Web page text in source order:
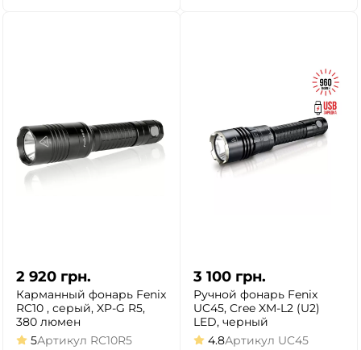
2 920 грн.
Карманный фонарь Fenix
RC10 , серый, XP-G R5,
380 люмен
5Артикул RC10R5
3 100 грн.
Ручной фонарь Fenix
UC45, Cree XM-L2 (U2)
LED, черный
4.8Артикул UC45